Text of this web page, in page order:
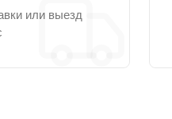
или выезд